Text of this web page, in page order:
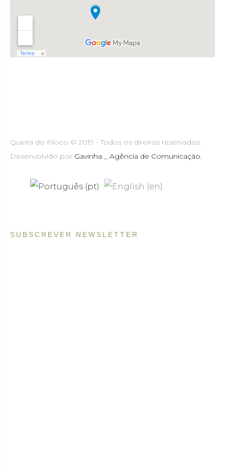
Quinta do Filoco © 2019 - Todos os direiros reservados.
Desenvolvido por Gavinha _ Agência de Comunicação.
SUBSCREVER NEWSLETTER